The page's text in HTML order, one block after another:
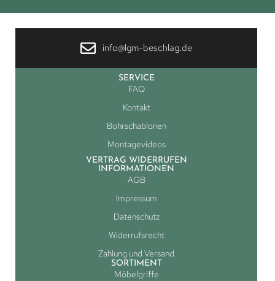
info@lgm-beschlag.de
SERVICE
FAQ
Kontakt
Bohrschablonen
Montagevideos
VERTRAG WIDERRUFEN
INFORMATIONEN
AGB
Impressum
Datenschutz
Widerrufsrecht
Zahlung und Versand
SORTIMENT
Möbelgriffe